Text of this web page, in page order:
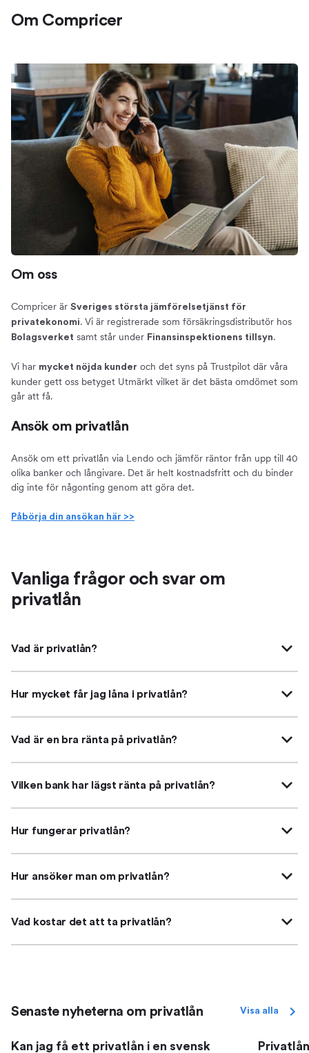
Om Compricer
Om oss
Compricer är Sveriges största jämförelsetjänst för
privatekonomi. Vi är registrerade som försäkringsdistributör hos
Bolagsverket samt står under Finansinspektionens tillsyn.
Vi har mycket nöjda kunder och det syns på Trustpilot där våra
kunder gett oss betyget Utmärkt vilket är det bästa omdömet som
går att få.
Ansök om privatlån
Ansök om ett privatlån via Lendo och jämför räntor från upp till 40
olika banker och långivare. Det är helt kostnadsfritt och du binder
dig inte för någonting genom att göra det.
Påbörja din ansökan här >>
Vanliga frågor och svar om
privatlån
Vad är privatlån?
Hur mycket får jag låna i privatlån?
Vad är en bra ränta på privatlån?
Vilken bank har lägst ränta på privatlån?
Hur fungerar privatlån?
Hur ansöker man om privatlån?
Vad kostar det att ta privatlån?
Senaste nyheterna om privatlån Visa alla
Kan jag få ett privatlån i en svensk